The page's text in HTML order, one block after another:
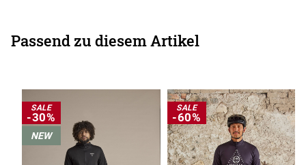
Passend zu diesem Artikel
SALE
-30%
NEW
SALE
-60%